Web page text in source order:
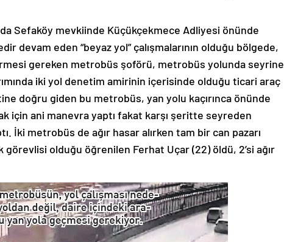
Sefaköy mevkiinde Küçükçekmece Adliyesi önünde
devam eden “beyaz yol” çalışmalarının olduğu bölgede,
gereken metrobüs şoförü, metrobüs yolunda seyrine
iki yol denetim amirinin içerisinde olduğu ticari araç
doğru giden bu metrobüs, yan yolu kaçırınca önünde
için ani manevra yaptı fakat karşı şeritte seyreden
İki metrobüs de ağır hasar alırken tam bir can pazarı
olduğu öğrenilen Ferhat Uçar (22) öldü, 2’si ağır